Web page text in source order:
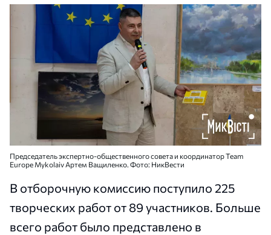
Председатель экспертно-общественного совета и координатор Team
Europe Mykolaiv Артем Ващиленко. Фото: НикВести
В отборочную комиссию поступило 225
творческих работ от 89 участников. Больше
всего работ было представлено в